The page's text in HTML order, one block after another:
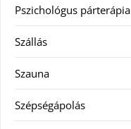
Pszichológus párterápia
Szállás
Szauna
Szépségápolás